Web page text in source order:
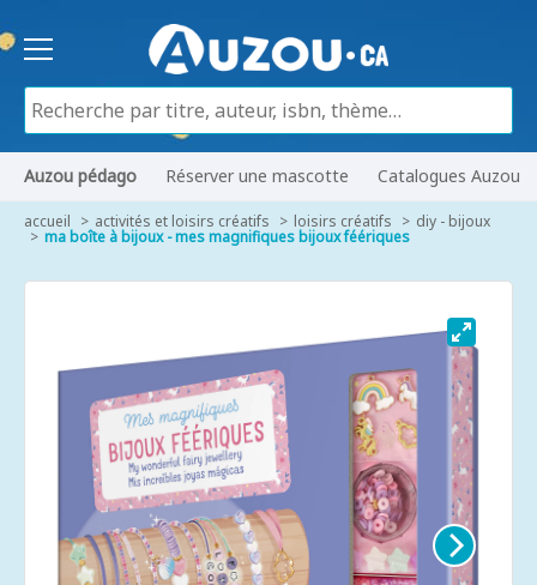
Auzou pédago Réserver une mascotte Catalogues Auzou
accueil activités et loisirs créatifs loisirs créatifs diy - bijoux
ma boîte à bijoux - mes magnifiques bijoux féériques